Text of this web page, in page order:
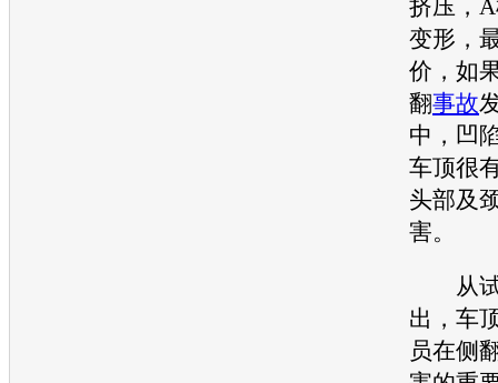
挤压，
变形，
价，如
翻事故
中，凹
车顶很
头部及
害。
从试
出，车
员在侧